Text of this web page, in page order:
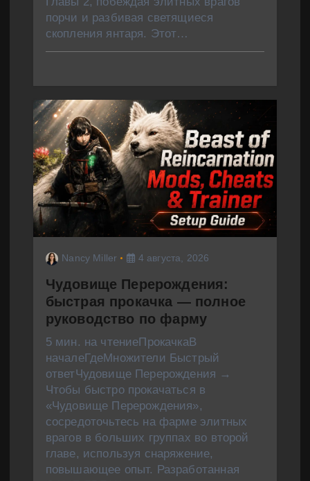
порчи и разбивая светящиеся
скопления янтаря. Этот…
Nancy Miller 4 августа, 2026
Чудовище Перерождения:
быстрая прокачка — полное
руководство по фарму
5 мин. на чтениеПрокачкаВ
началеГдеМножители Быстрый
ответЧудовище Перерождения →
Чтобы быстро прокачаться в
«Чудовище Перерождения»,
сосредоточьтесь на фарме элитных
врагов в больших группах во второй
главе, используя снаряжение,
повышающее опыт. Разработанная